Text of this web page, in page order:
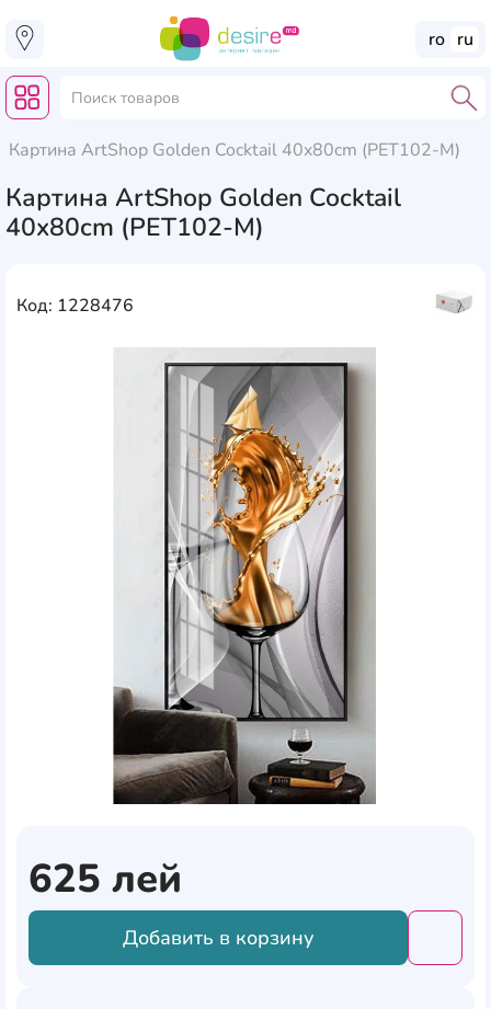
ro ru
Картина ArtShop Golden Cocktail 40x80cm (PET102-M)
Картина ArtShop Golden Cocktail
40x80cm (PET102-M)
Код: 1228476
625 лей
Добавить в корзину